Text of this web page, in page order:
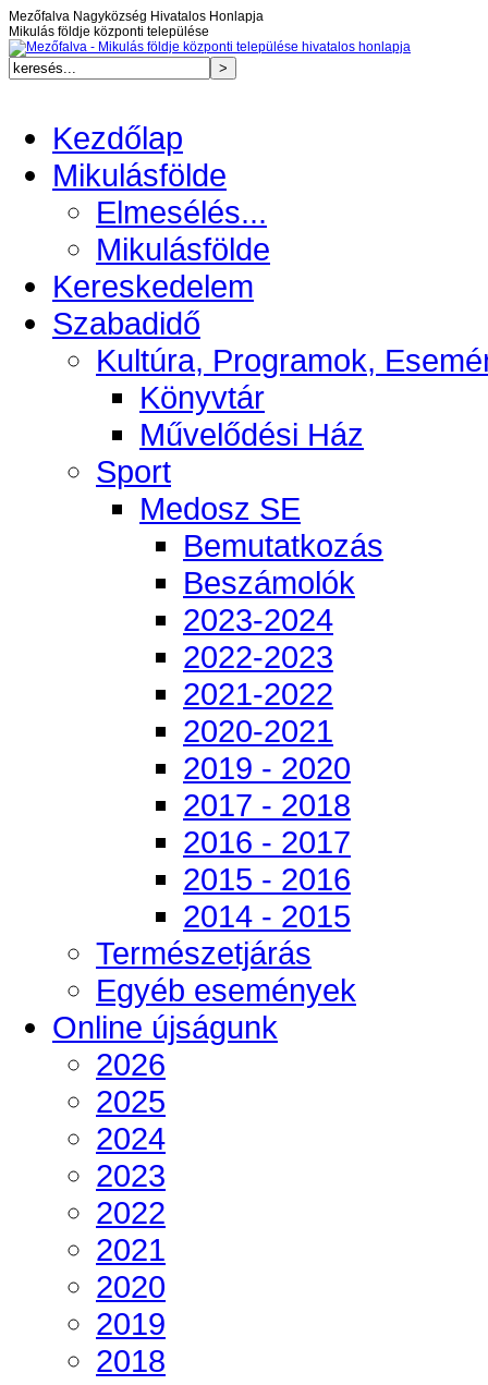
Mezőfalva Nagyközség Hivatalos Honlapja
Mikulás földje központi települése
Kezdőlap
Mikulásfölde
Elmesélés...
Mikulásfölde
Kereskedelem
Szabadidő
Kultúra, Programok,
Könyvtár
Művelődési Ház
Sport
Medosz SE
Bemutatkozás
Beszámolók
2023-2024
2022-2023
2021-2022
2020-2021
2019 - 2020
2017 - 2018
2016 - 2017
2015 - 2016
2014 - 2015
Természetjárás
Egyéb események
Online újságunk
2026
2025
2024
2023
2022
2021
2020
2019
2018